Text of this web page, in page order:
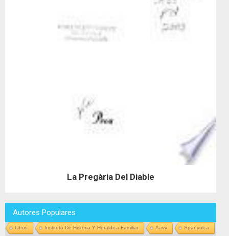
La Pregària Del Diable
Autores Populares
Otros Instituto De Historia Y Heraldica Familiar Aavv Spanyolca